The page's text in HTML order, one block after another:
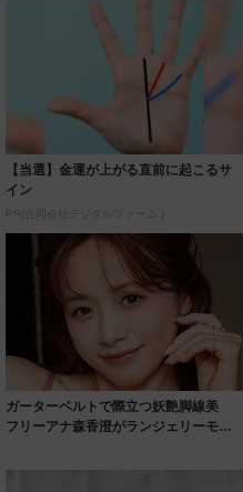
【当選】金運が上がる直前に起こるサ
イン
PR(合同会社デジタルファーム )
ガーターベルトで際立つ妖艶脚線美
フリーアナ森香澄がランジェリーモデ